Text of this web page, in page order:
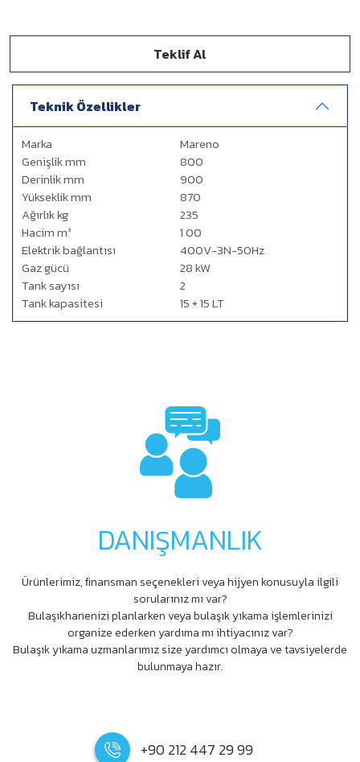
Teklif Al
Teknik Özellikler
Marka
Mareno
Genişlik mm
800
Derinlik mm
900
Yükseklik mm
870
Ağırlık kg
235
Hacim m³
1 00
Elektrik bağlantısı
400V-3N-50Hz
Gaz gücü
28 kW
Tank sayısı
2
Tank kapasitesi
15 + 15 LT
DANIŞMANLIK
Ürünlerimiz, ﬁnansman seçenekleri veya hijyen konusuyla ilgili
sorularınız mı var?
Bulaşıkhanenizi planlarken veya bulaşık yıkama işlemlerinizi
organize ederken yardıma mı ihtiyacınız var?
Bulaşık yıkama uzmanlarımız size yardımcı olmaya ve tavsiyelerde
bulunmaya hazır.
+90 212 447 29 99